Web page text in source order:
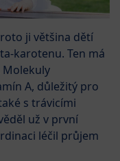
ji většina dětí
karotenu. Ten má
A, důležitý pro
s trávicími
už v první
léčil průjem